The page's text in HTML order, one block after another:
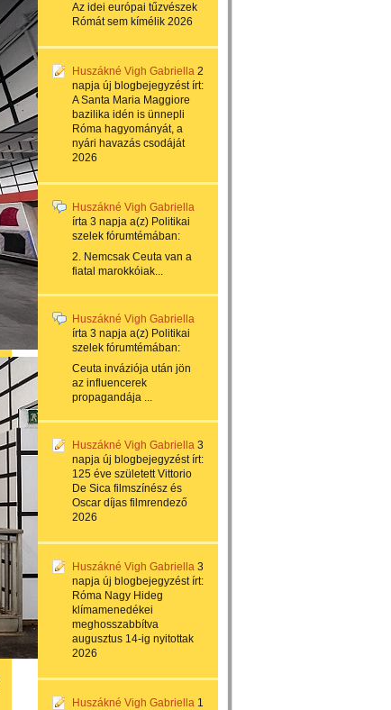
Az idei európai tűzvészek
Rómát sem kímélik 2026
Huszákné Vigh Gabriella 2
napja új blogbejegyzést írt:
A Santa Maria Maggiore
bazilika idén is ünnepli
Róma hagyományát, a
nyári havazás csodáját
2026
Huszákné Vigh Gabriella
írta 3 napja a(z) Politikai
szelek fórumtémában:
2. Nemcsak Ceuta van a
fiatal marokkóiak...
Huszákné Vigh Gabriella
írta 3 napja a(z) Politikai
szelek fórumtémában:
Ceuta inváziója után jön
az influencerek
propagandája ...
Huszákné Vigh Gabriella 3
napja új blogbejegyzést írt:
125 éve született Vittorio
De Sica filmszínész és
Oscar díjas filmrendező
2026
Huszákné Vigh Gabriella 3
napja új blogbejegyzést írt:
Róma Nagy Hideg
klímamenedékei
meghosszabbítva
augusztus 14-ig nyitottak
2026
Huszákné Vigh Gabriella 1